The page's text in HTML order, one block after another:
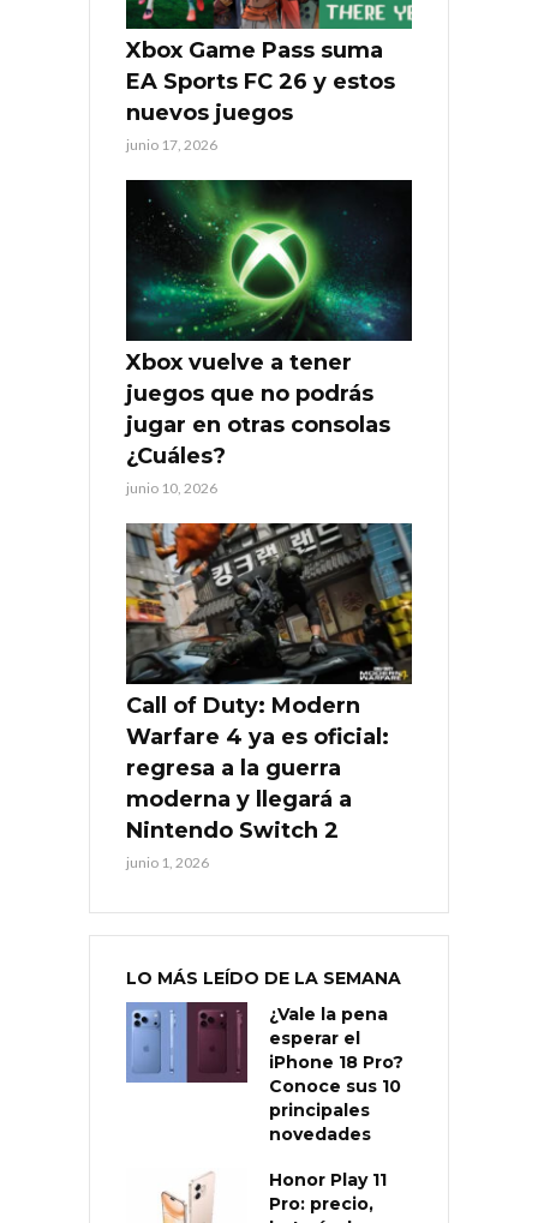
Xbox Game Pass suma
EA Sports FC 26 y estos
nuevos juegos
junio 17, 2026
Xbox vuelve a tener
juegos que no podrás
jugar en otras consolas
¿Cuáles?
junio 10, 2026
Call of Duty: Modern
Warfare 4 ya es oficial:
regresa a la guerra
moderna y llegará a
Nintendo Switch 2
junio 1, 2026
LO MÁS LEÍDO DE LA SEMANA
¿Vale la pena
esperar el
iPhone 18 Pro?
Conoce sus 10
principales
novedades
Honor Play 11
Pro: precio,